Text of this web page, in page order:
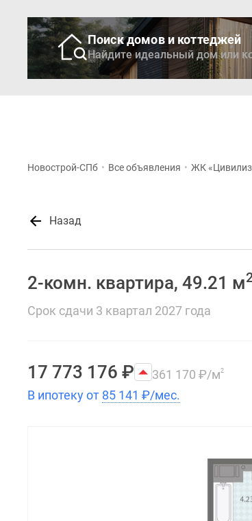
Поиск домов и коттеджей
Найдите идеальный дом или
Новострой-СПб • Все объявления • ЖК
Назад
2-комн. квартира, 49.21 м
Срок сдачи 3 квартал 2027 года
17 773 176 ₽ 361 170 ₽/м2
В ипотеку от 85 141 ₽/мес.